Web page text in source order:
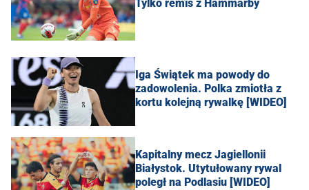
Tylko remis z Hammarby
Iga Świątek ma powody do
zadowolenia. Polka zmiotła z
kortu kolejną rywalkę [WIDEO]
Kapitalny mecz Jagiellonii
Białystok. Utytułowany rywal
poległ na Podlasiu [WIDEO]